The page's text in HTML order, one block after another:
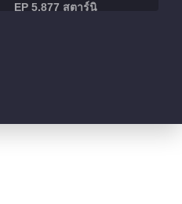
EP 5,877 สตาร์นิ